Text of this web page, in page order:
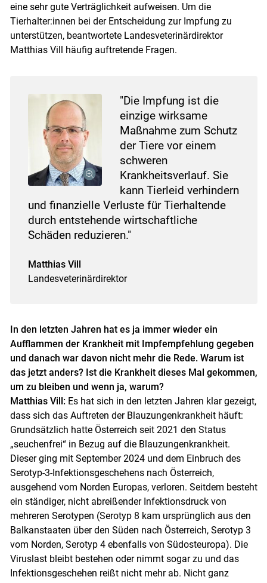
Skip to main content
eine sehr gute Verträglichkeit aufweisen. Um die
Tierhalter:innen bei der Entscheidung zur Impfung zu
unterstützen, beantwortete Landesveterinärdirektor
Matthias Vill häufig auftretende Fragen.
"Die Impfung ist die
einzige wirksame
Maßnahme zum Schutz
der Tiere vor einem
schweren
Krankheitsverlauf. Sie
kann Tierleid verhindern
und finanzielle Verluste für Tierhaltende
durch entstehende wirtschaftliche
Schäden reduzieren."
Matthias Vill
Landesveterinärdirektor
In den letzten Jahren hat es ja immer wieder ein
Aufflammen der Krankheit mit Impfempfehlung gegeben
und danach war davon nicht mehr die Rede. Warum ist
das jetzt anders? Ist die Krankheit dieses Mal gekommen,
um zu bleiben und wenn ja, warum?
Matthias Vill:Es hat sich in den letzten Jahren klar gezeigt,
dass sich das Auftreten der Blauzungenkrankheit häuft:
Grundsätzlich hatte Österreich seit 2021 den Status
„seuchenfrei“ in Bezug auf die Blauzungenkrankheit.
Dieser ging mit September 2024 und dem Einbruch des
Serotyp-3-Infektionsgeschehens nach Österreich,
ausgehend vom Norden Europas, verloren. Seitdem besteht
ein ständiger, nicht abreißender Infektionsdruck von
mehreren Serotypen (Serotyp 8 kam ursprünglich aus den
Balkanstaaten über den Süden nach Österreich, Serotyp 3
vom Norden, Serotyp 4 ebenfalls von Südosteuropa). Die
Viruslast bleibt bestehen oder nimmt sogar zu und das
Infektionsgeschehen reißt nicht mehr ab. Nicht ganz